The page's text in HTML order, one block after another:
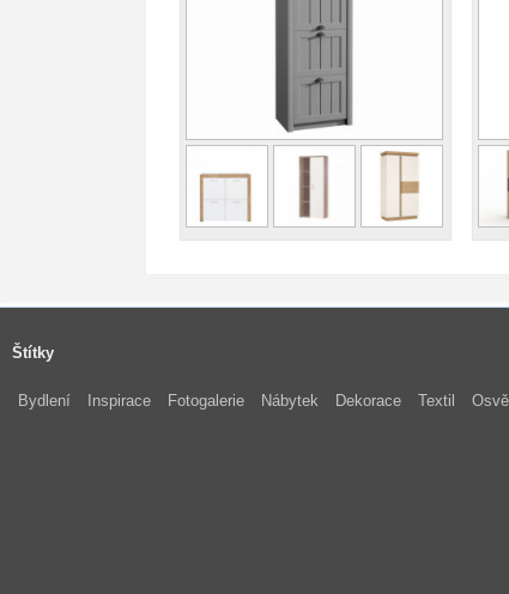
Štítky
Bydlení Inspirace Fotogalerie Nábytek Dekorace Textil